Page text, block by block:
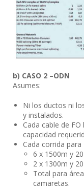
b) CASO 2 –ODN
Asumes:
Ni los ductos ni
y instalados.
Cada cable de
capacidad
Cada corrida
6 x 1500m y
2 x 1300m y
Total para
camaretas.